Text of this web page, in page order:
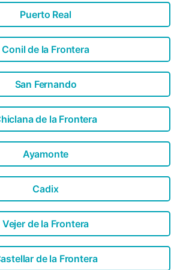
Puerto Real
Conil de la Frontera
San Fernando
de la Frontera
Ayamonte
Cadix
Vejer de la Frontera
de la Frontera